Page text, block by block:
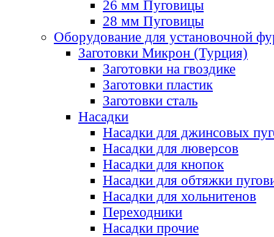
26 мм Пуговицы
28 мм Пуговицы
Оборудование для установочной
Заготовки Микрон (Турция)
Заготовки на гвоздике
Заготовки пластик
Заготовки сталь
Насадки
Насадки для джинсовых
Насадки для люверсов
Насадки для кнопок
Насадки для обтяжки
Насадки для хольнитенов
Переходники
Насадки прочие